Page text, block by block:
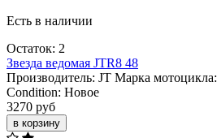
Есть в наличии
Остаток: 2
Звезда ведомая JTR8 48
Производитель: JT Марка мотоцикла:
Condition: Новое
3270 руб
в корзину